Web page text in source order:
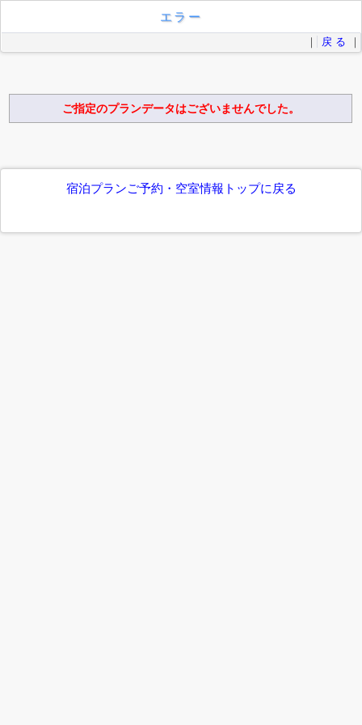
エラー
｜ 戻 る ｜
ご指定のプランデータはございませんでした。
宿泊プランご予約・空室情報トップに戻る